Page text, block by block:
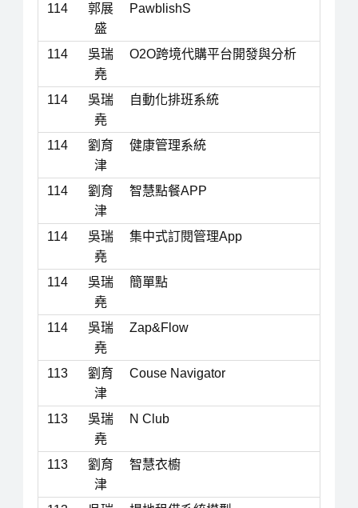
114
郭展
盛
PawblishS
114
吳瑞
堯
O2O跨境代購平台開發與分析
114
吳瑞
堯
自動化排班系統
114
劉育
津
健康管理系統
114
劉育
津
智慧點餐APP
114
吳瑞
堯
集中式訂閱管理App
114
吳瑞
堯
簡單點
114
吳瑞
堯
Zap&Flow
113
劉育
津
Couse Navigator
113
吳瑞
堯
N Club
113
劉育
津
智慧衣櫥